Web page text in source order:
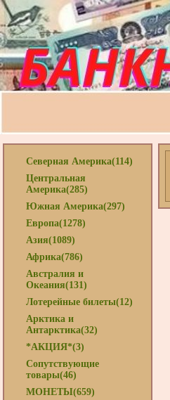
Северная Америка(114)
Центральная
Америка(285)
Южная Америка(297)
Европа(1278)
Азия(1089)
Африка(786)
Австралия и
Океания(131)
Лотерейные билеты(12)
Арктика и
Антарктика(32)
*АКЦИЯ*(3)
Сопутствующие
товары(46)
МОНЕТЫ(659)